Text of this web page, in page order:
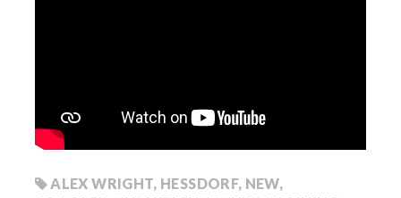
ALEX WRIGHT, HESSDORF , NEW,